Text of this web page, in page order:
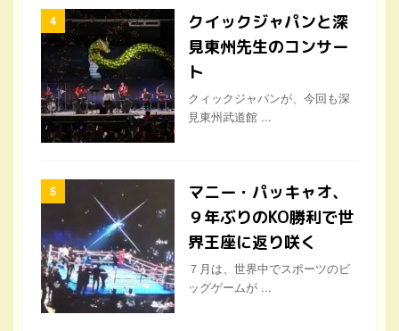
クイックジャパンと深
見東州先生のコンサー
ト
クィックジャパンが、今回も深
見東州武道館 ...
マニー・パッキャオ、
９年ぶりのKO勝利で世
界王座に返り咲く
７月は、世界中でスポーツのビ
ッグゲームが ...